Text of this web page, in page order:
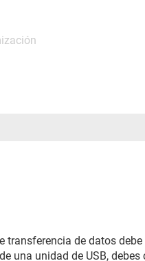
transferencia de datos debe
una unidad de USB, debes